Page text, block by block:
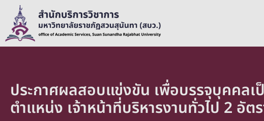
ประกาศผลสอบแข่งขัน เพื่อบรรจุบุคคล
ตำแหน่ง เจ้าหน้าที่บริหารงานทั่วไป 2 อัต